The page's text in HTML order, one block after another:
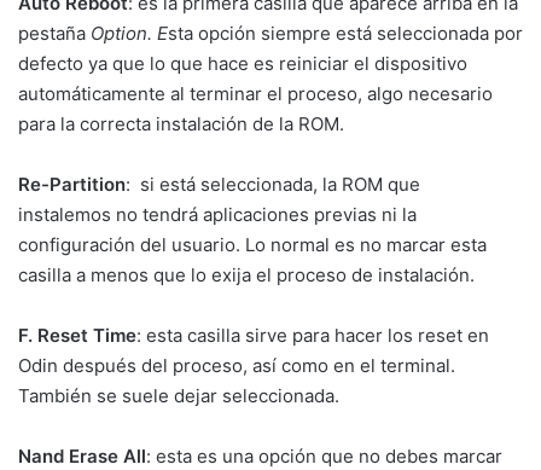
pestaña Option. Esta opción siempre está seleccionada por
defecto ya que lo que hace es reiniciar el dispositivo
automáticamente al terminar el proceso, algo necesario
para la correcta instalación de la ROM.
Re-Partition: si está seleccionada, la ROM que
instalemos no tendrá aplicaciones previas ni la
configuración del usuario. Lo normal es no marcar esta
casilla a menos que lo exija el proceso de instalación.
F. Reset Time: esta casilla sirve para hacer los reset en
Odin después del proceso, así como en el terminal.
También se suele dejar seleccionada.
Nand Erase All: esta es una opción que no debes marcar